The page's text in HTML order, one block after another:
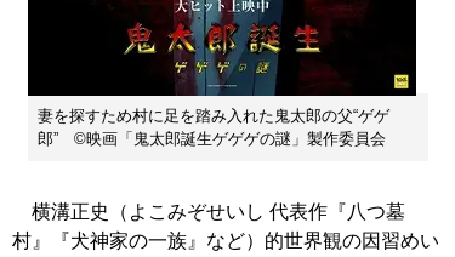
妻を探すため村に足を踏み入れた鬼太郎の父“ゲゲ
郎” ©映画「鬼太郎誕生ゲゲゲの謎」製作委員会
横溝正史（よこみぞせいし 代表作『八つ墓
村』『犬神家の一族』など）的世界観の因習めい